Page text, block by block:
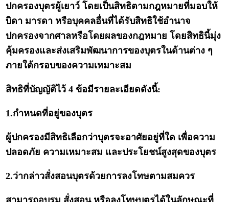
ปกครองบุตรผู้เยาว์ โดยเป็นสิทธิตามกฎหมายที่มอบให้
บิดา มารดา หรือบุคคลอื่นที่ได้รับสิทธิใช้อำนาจ
ปกครองจากศาลหรือโดยผลของกฎหมาย โดยสิทธินี้มุ่ง
คุ้มครองและส่งเสริมพัฒนาการของบุตรในด้านต่าง ๆ
ภายใต้กรอบของความเหมาะสม
สิทธิที่บัญญัติไว้ 4 ข้อมีรายละเอียดดังนี้:
1.กำหนดที่อยู่ของบุตร
ผู้ปกครองมีสิทธิเลือกว่าบุตรจะอาศัยอยู่ที่ใด เพื่อความ
ปลอดภัย ความเหมาะสม และประโยชน์สูงสุดของบุตร
2.ว่ากล่าวสั่งสอนบุตรด้วยการลงโทษตามสมควร
สามารถอบรม สั่งสอน หรือลงโทษบุตรได้ในลักษณะที่